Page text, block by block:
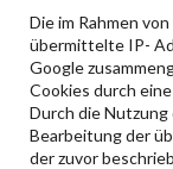
Die im Rahmen
übermittelte IP-
Google
Cookies durch
Durch die
Bearbeitung der
der zuvor